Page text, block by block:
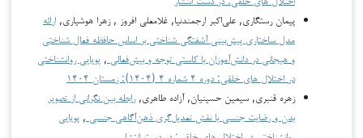
پیمان رستگاری, علی‌اکبر ارجمندنیا, غلامعلی افروز , زهرا هوشیاری, ارائه
مدل ساختاری پیش‌بینی آشفتگی شناختی بر اساس حافظه فعال شناختی
و هیجانی در دانش‌آموزان با کاستی توجه و بیش‌فعالی , پویایی روانشناختی
در اختلال های خلقی: دوره ۴ شماره ۴ (۱۴۰۴): زمستان ۱۴۰۴
زهره قنبری, سیمین حسینیان, آزاده طاهری,رابطه بین نگرانی از تصویر
بدن و رضایت جنسی با نقش تعدیل‌گری ذهن‌آگاهی جنسی , پویایی